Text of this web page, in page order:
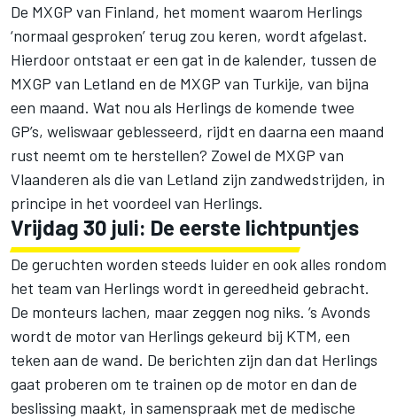
De MXGP van Finland, het moment waarom Herlings
‘normaal gesproken’ terug zou keren, wordt afgelast.
Hierdoor ontstaat er een gat in de kalender, tussen de
MXGP van Letland en de MXGP van Turkije, van bijna
een maand. Wat nou als Herlings de komende twee
GP’s, weliswaar geblesseerd, rijdt en daarna een maand
rust neemt om te herstellen? Zowel de MXGP van
Vlaanderen als die van Letland zijn zandwedstrijden, in
principe in het voordeel van Herlings.
Vrijdag 30 juli: De eerste lichtpuntjes
De geruchten worden steeds luider en ook alles rondom
het team van Herlings wordt in gereedheid gebracht.
De monteurs lachen, maar zeggen nog niks. ’s Avonds
wordt de motor van Herlings gekeurd bij KTM, een
teken aan de wand. De berichten zijn dan dat Herlings
gaat proberen om te trainen op de motor en dan de
beslissing maakt, in samenspraak met de medische